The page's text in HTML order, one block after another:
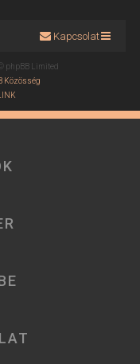
Kapcsolat
phpBB Limited
Közösség